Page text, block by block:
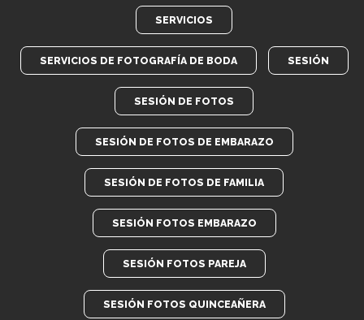
SERVICIOS
SERVICIOS DE FOTOGRAFÍA DE BODA SESIÓN
SESIÓN DE FOTOS
SESIÓN DE FOTOS DE EMBARAZO
SESIÓN DE FOTOS DE FAMILIA
SESIÓN FOTOS EMBARAZO
SESIÓN FOTOS PAREJA
SESIÓN FOTOS QUINCEAÑERA